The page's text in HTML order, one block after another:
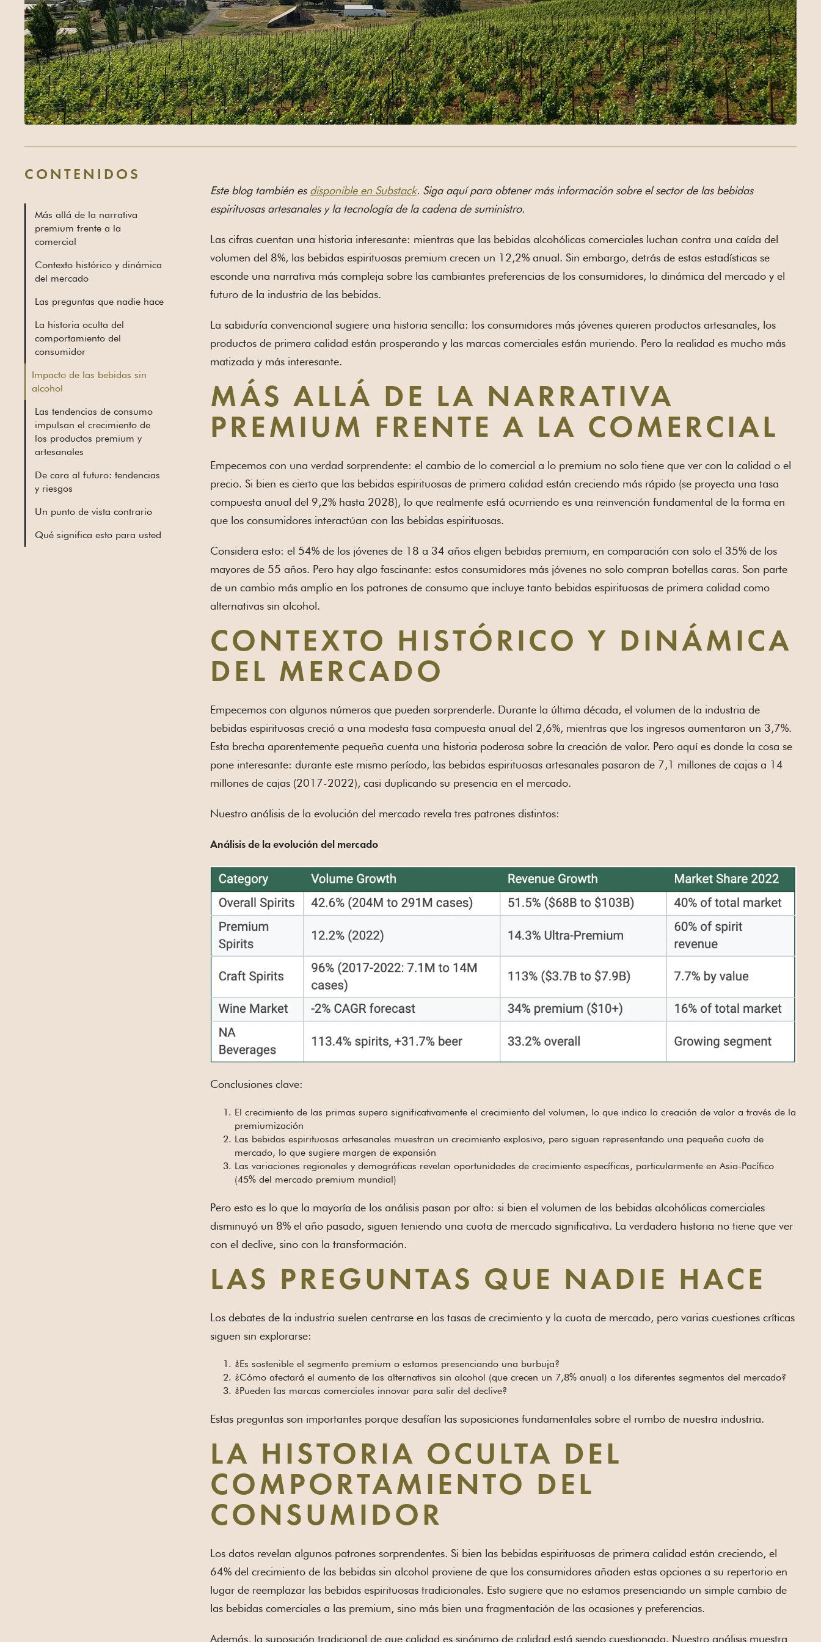
CONTENIDOS
Más allá de la narrativa
premium frente a la
comercial
Contexto histórico y dinámica
del mercado
Las preguntas que nadie hace
La historia oculta del
comportamiento del
consumidor
Impacto de las bebidas sin
alcohol
Las tendencias de consumo
impulsan el crecimiento de
los productos premium y
artesanales
De cara al futuro: tendencias
y riesgos
Un punto de vista contrario
Qué significa esto para usted
Este blog también es disponible en Substack. Siga aquí para obtener más información sobre el sector de las bebidas
espirituosas artesanales y la tecnología de la cadena de suministro.
Las cifras cuentan una historia interesante: mientras que las bebidas alcohólicas comerciales luchan contra una caída del
volumen del 8%, las bebidas espirituosas premium crecen un 12,2% anual. Sin embargo, detrás de estas estadísticas se
esconde una narrativa más compleja sobre las cambiantes preferencias de los consumidores, la dinámica del mercado y el
futuro de la industria de las bebidas.
La sabiduría convencional sugiere una historia sencilla: los consumidores más jóvenes quieren productos artesanales, los
productos de primera calidad están prosperando y las marcas comerciales están muriendo. Pero la realidad es mucho más
matizada y más interesante.
MÁS ALLÁ DE LA NARRATIVA
PREMIUM FRENTE A LA COMERCIAL
Empecemos con una verdad sorprendente: el cambio de lo comercial a lo premium no solo tiene que ver con la calidad o el
precio. Si bien es cierto que las bebidas espirituosas de primera calidad están creciendo más rápido (se proyecta una tasa
compuesta anual del 9,2% hasta 2028), lo que realmente está ocurriendo es una reinvención fundamental de la forma en
que los consumidores interactúan con las bebidas espirituosas.
Considera esto: el 54% de los jóvenes de 18 a 34 años eligen bebidas premium, en comparación con solo el 35% de los
mayores de 55 años. Pero hay algo fascinante: estos consumidores más jóvenes no solo compran botellas caras. Son parte
de un cambio más amplio en los patrones de consumo que incluye tanto bebidas espirituosas de primera calidad como
alternativas sin alcohol.
CONTEXTO HISTÓRICO Y DINÁMICA
DEL MERCADO
Empecemos con algunos números que pueden sorprenderle. Durante la última década, el volumen de la industria de
bebidas espirituosas creció a una modesta tasa compuesta anual del 2,6%, mientras que los ingresos aumentaron un 3,7%.
Esta brecha aparentemente pequeña cuenta una historia poderosa sobre la creación de valor. Pero aquí es donde la cosa se
pone interesante: durante este mismo período, las bebidas espirituosas artesanales pasaron de 7,1 millones de cajas a 14
millones de cajas (2017-2022), casi duplicando su presencia en el mercado.
Nuestro análisis de la evolución del mercado revela tres patrones distintos:
Análisis de la evolución del mercado
Conclusiones clave:
El crecimiento de las primas supera significativamente el crecimiento del volumen, lo que indica la creación de valor a través de la
premiumización
Las bebidas espirituosas artesanales muestran un crecimiento explosivo, pero siguen representando una pequeña cuota de
mercado, lo que sugiere margen de expansión
Las variaciones regionales y demográficas revelan oportunidades de crecimiento específicas, particularmente en Asia-Pacífico
(45% del mercado premium mundial)
Pero esto es lo que la mayoría de los análisis pasan por alto: si bien el volumen de las bebidas alcohólicas comerciales
disminuyó un 8% el año pasado, siguen teniendo una cuota de mercado significativa. La verdadera historia no tiene que ver
con el declive, sino con la transformación.
LAS PREGUNTAS QUE NADIE HACE
Los debates de la industria suelen centrarse en las tasas de crecimiento y la cuota de mercado, pero varias cuestiones críticas
siguen sin explorarse:
¿Es sostenible el segmento premium o estamos presenciando una burbuja?
¿Cómo afectará el aumento de las alternativas sin alcohol (que crecen un 7,8% anual) a los diferentes segmentos del mercado?
¿Pueden las marcas comerciales innovar para salir del declive?
Estas preguntas son importantes porque desafían las suposiciones fundamentales sobre el rumbo de nuestra industria.
LA HISTORIA OCULTA DEL
COMPORTAMIENTO DEL
CONSUMIDOR
Los datos revelan algunos patrones sorprendentes. Si bien las bebidas espirituosas de primera calidad están creciendo, el
64% del crecimiento de las bebidas sin alcohol proviene de que los consumidores añaden estas opciones a su repertorio en
lugar de reemplazar las bebidas espirituosas tradicionales. Esto sugiere que no estamos presenciando un simple cambio de
las bebidas comerciales a las premium, sino más bien una fragmentación de las ocasiones y preferencias.
Además, la suposición tradicional de que calidad es sinónimo de calidad está siendo cuestionada. Nuestro análisis muestra